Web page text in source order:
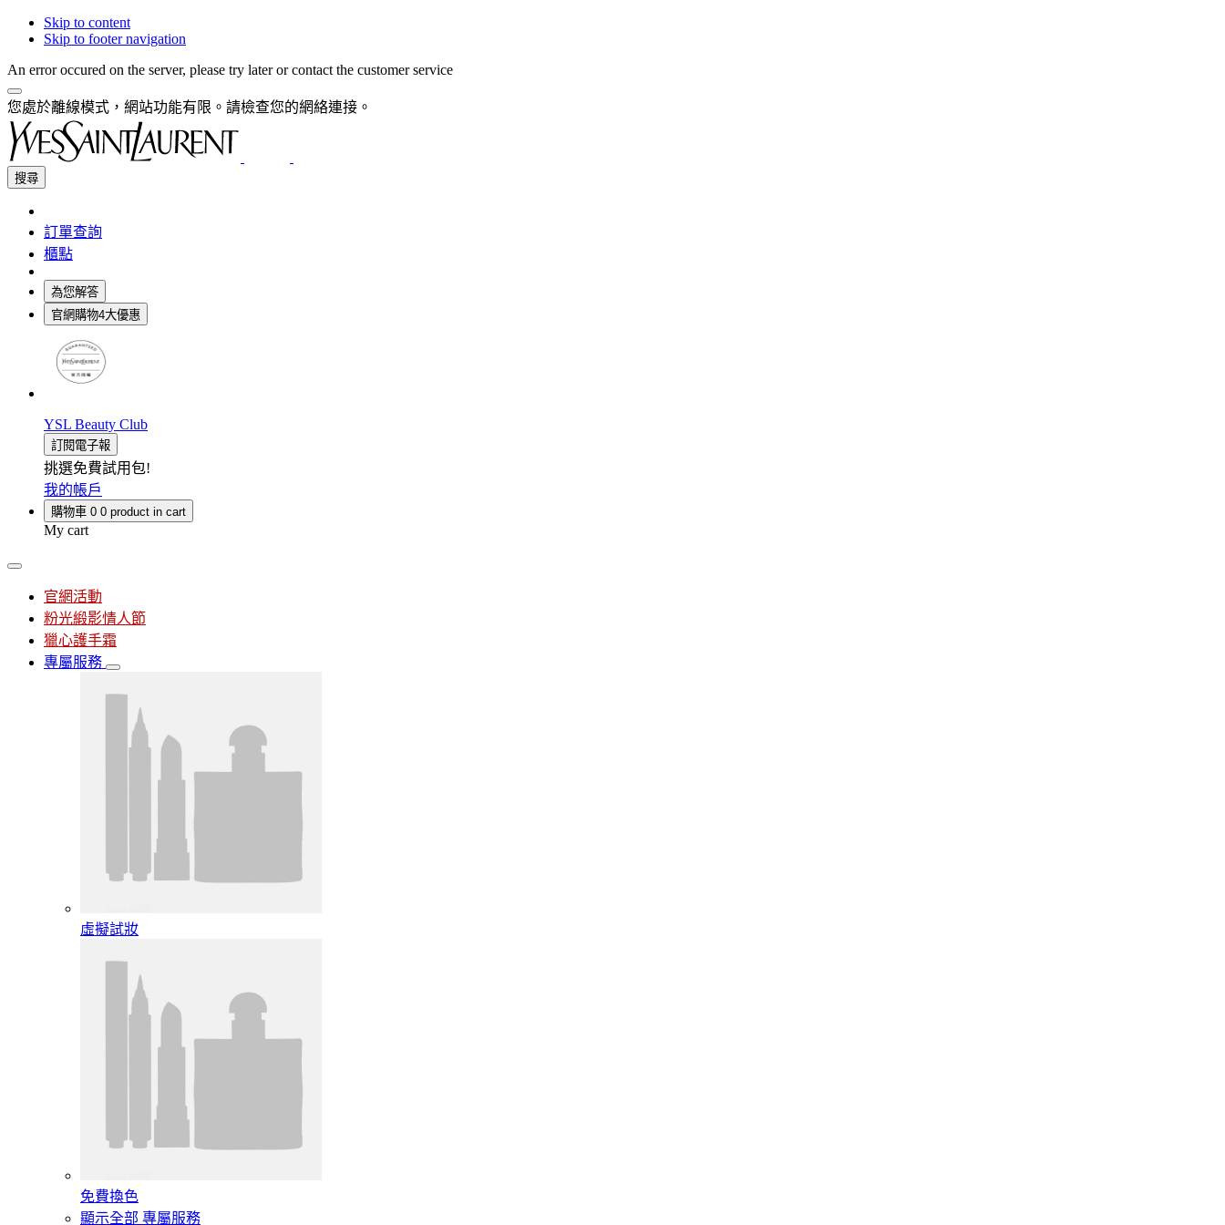
Skip to content
Skip to footer navigation
An error occured on the server, please try later or contact the customer service
您處於離線模式，網站功能有限。請檢查您的網絡連接。
搜尋
訂單查詢
櫃點
為您解答
官網購物4大優惠
YSL Beauty Club
訂閱電子報
挑選免費試用包!
我的帳戶
購物車 0 0 product in cart
My cart
官網活動
粉光緞影情人節
獵心護手霜
專屬服務
虛擬試妝
免費換色
顯示全部 專屬服務